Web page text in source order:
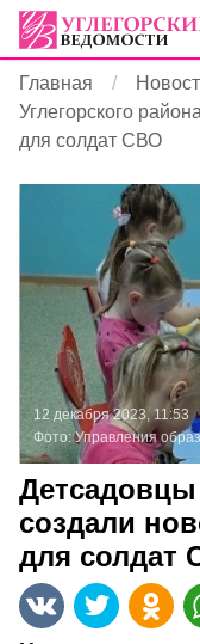
Главная
Углегорского
для солдат СВО
12 декабря 2023, 11:53
Фото:Управления
Детсадовцы
создали
для солдат